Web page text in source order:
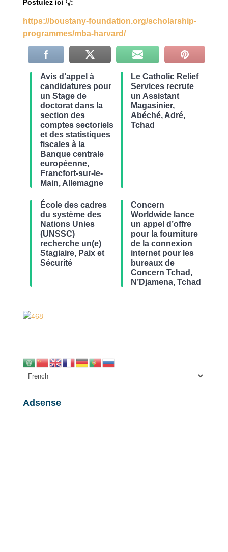
Postulez ici 👇:
https://boustany-foundation.org/scholarship-
programmes/mba-harvard/
Avis d’appel à
candidatures pour
un Stage de
doctorat dans la
section des
comptes sectoriels
et des statistiques
fiscales à la
Banque centrale
européenne,
Francfort-sur-le-
Main, Allemagne
Le Catholic Relief
Services recrute
un Assistant
Magasinier,
Abéché, Adré,
Tchad
École des cadres
du système des
Nations Unies
(UNSSC)
recherche un(e)
Stagiaire, Paix et
Sécurité
Concern
Worldwide lance
un appel d’offre
pour la fourniture
de la connexion
internet pour les
bureaux de
Concern Tchad,
N’Djamena, Tchad
Adsense